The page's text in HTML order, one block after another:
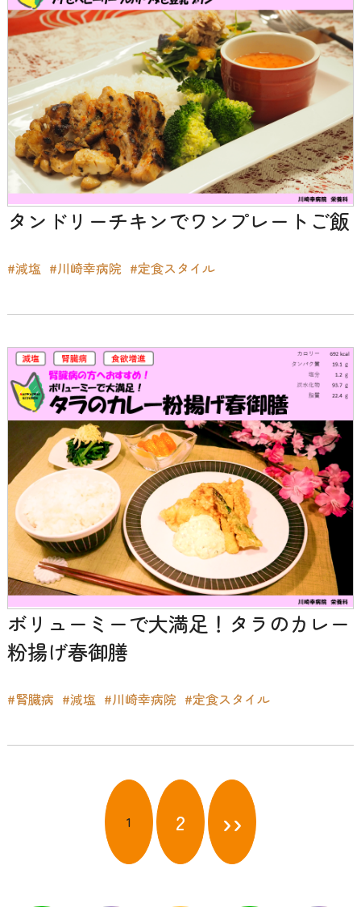
タンドリーチキンでワンプレートご飯
#減塩 #川崎幸病院 #定食スタイル
ボリューミーで大満足！タラのカレー
粉揚げ春御膳
#腎臓病 #減塩 #川崎幸病院 #定食スタイル
1 2 ››